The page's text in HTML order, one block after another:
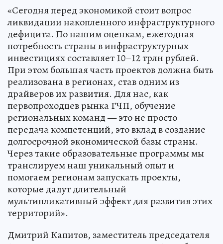
«Сегодня перед экономикой стоит вопрос
ликвидации накопленного инфраструктурного
дефицита. По нашим оценкам, ежегодная
потребность страны в инфраструктурных
инвестициях составляет 10–12 трлн рублей.
При этом большая часть проектов должна быть
реализована в регионах, став одним из
драйверов их развития. Для нас, как
первопроходцев рынка ГЧП, обучение
региональных команд — это не просто
передача компетенций, это вклад в создание
долгосрочной экономической базы страны.
Через такие образовательные программы мы
транслируем наш уникальный опыт и
помогаем регионам запускать проекты,
которые дадут длительный
мультипликативный эффект для развития этих
территорий».
Дмитрий Капитов, заместитель председателя